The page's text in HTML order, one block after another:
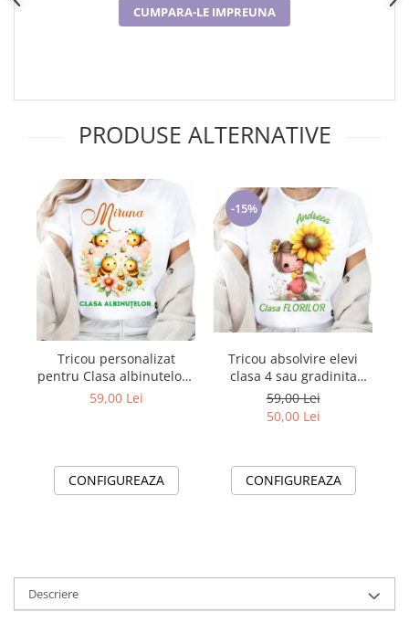
CUMPARA-LE IMPREUNA
PRODUSE ALTERNATIVE
Tricou personalizat
pentru Clasa albinutelor -
un trricou cu Design
59,00 Lei
CONFIGUREAZA
-15%
Tricou absolvire elevi
clasa 4 sau gradinita
Clasa Floricelelor
59,00 Lei
50,00 Lei
CONFIGUREAZA
Descriere